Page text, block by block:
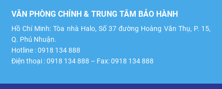
VĂN PHÒNG CHÍNH & TRUNG TÂM BẢO HÀNH
Hồ Chí Minh: Tòa nhà Halo, Số 37 đường Hoàng Văn Thụ, P. 15,
Q. Phú Nhuận.
Hotline : 0918 134 888
Điện thoại : 0918 134 888 – Fax: 0918 134 888